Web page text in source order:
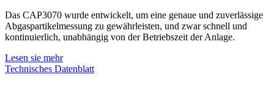
Das CAP3070 wurde entwickelt, um eine genaue und zuverlässige
Abgaspartikelmessung zu gewährleisten, und zwar schnell und
kontinuierlich, unabhängig von der Betriebszeit der Anlage.
Lesen sie mehr
Technisches Datenblatt